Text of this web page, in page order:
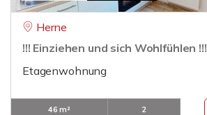
Herne
!!! Einziehen und sich Wohlfühlen !!!
Etagenwohnung
46 m²
2